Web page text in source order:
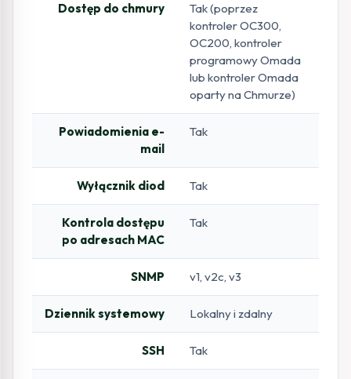
Dostęp do chmury
Tak (poprzez
kontroler OC300,
OC200, kontroler
programowy Omada
lub kontroler Omada
oparty na Chmurze)
Powiadomienia e-
mail
Tak
Wyłącznik diod Tak
Kontrola dostępu
po adresach MAC
Tak
SNMP v1, v2c, v3
Dziennik systemowy Lokalny i zdalny
SSH Tak